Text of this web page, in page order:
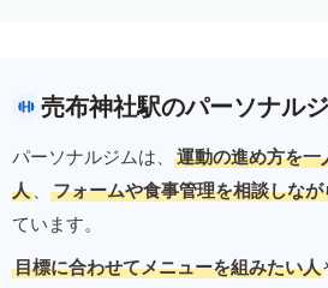
売布神社駅のパーソナル
パーソナルジムは、
運動の進め方を一
人 、 フォームや食事管理を相談しな
ています。
目標に合わせてメニューを組みたい人